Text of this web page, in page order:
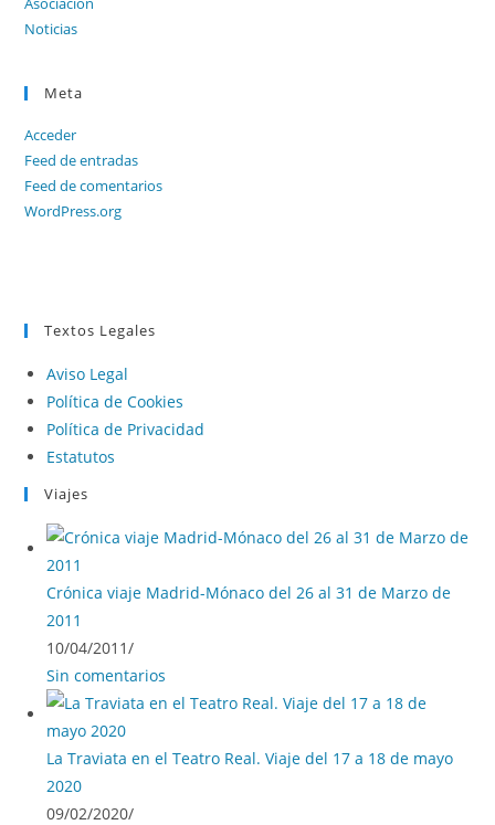
Noticias
Meta
Acceder
Feed de entradas
Feed de comentarios
WordPress.org
Textos Legales
Aviso Legal
Política de Cookies
Política de Privacidad
Estatutos
Viajes
Crónica viaje Madrid-Mónaco del 26 al 31 de Marzo de
2011
10/04/2011/
Sin comentarios
La Traviata en el Teatro Real. Viaje del 17 a 18 de mayo
2020
09/02/2020/